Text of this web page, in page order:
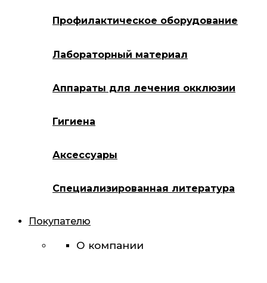
Профилактическое оборудование
Лабораторный материал
Аппараты для лечения окклюзии
Гигиена
Аксессуары
Специализированная литература
Покупателю
О компании